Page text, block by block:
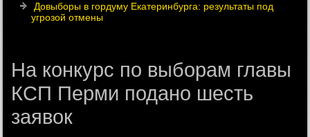
Довыборы в гордуму Екатеринбурга: результаты под
угрозой отмены
На конкурс по выборам главы
КСП Перми подано шесть
заявок